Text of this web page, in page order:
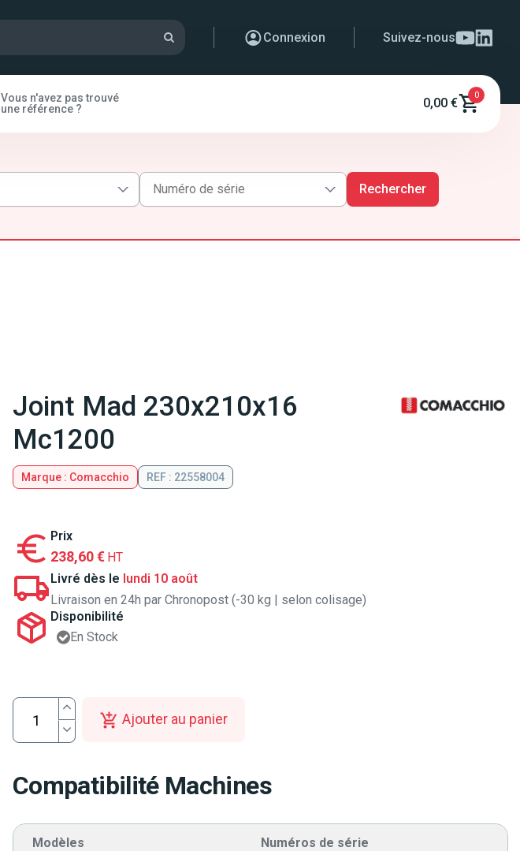
Connexion Suivez-nous
Vous n'avez pas trouvé
une référence ?
0,00 €
0
Rechercher
Joint Mad 230x210x16
Mc1200
Marque : Comacchio REF : 22558004
Prix
238,60 € HT
Livré dès le lundi 10 août
Livraison en 24h par Chronopost (-30 kg | selon colisage)
Disponibilité
En Stock
Ajouter au panier
Compatibilité Machines
Modèles Numéros de série